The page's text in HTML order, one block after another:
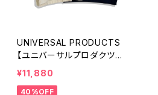
UNIVERSAL PRODUCTS
【ユニバーサルプロダクツ】
JUMBERCA SWEAT VES
¥11,880
40%OFF